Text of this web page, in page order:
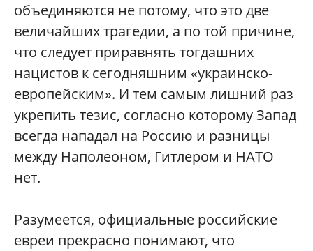
объединяются не потому, что это две
величайших трагедии, а по той причине,
что следует приравнять тогдашних
нацистов к сегодняшним «украинско-
европейским». И тем самым лишний раз
укрепить тезис, согласно которому Запад
всегда нападал на Россию и разницы
между Наполеоном, Гитлером и НАТО
нет.
Разумеется, официальные российские
евреи прекрасно понимают, что